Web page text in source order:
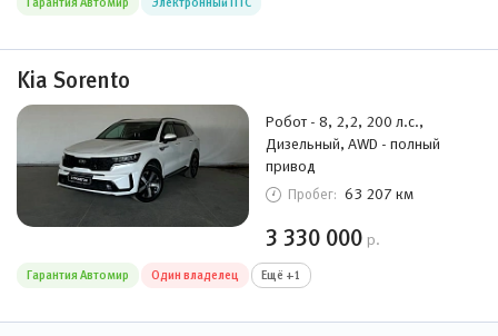
Kia Sorento
Робот - 8, 2,2, 200 л.с.,
Дизельный, AWD - полный
привод
Пробег: 63 207 км
3 330 000 р.
Гарантия Автомир Один владелец Ещё +1